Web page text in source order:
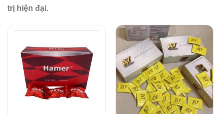
trị hiện đại.